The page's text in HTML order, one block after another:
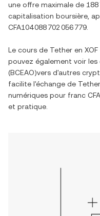
une offre maximale de 188
capitalisation boursière,
CFA104 088 702 056 779
Le cours de Tether en XOF
pouvez également voir les
(BCEAO)vers d'autres
facilite l'échange de Tether
numériques pour franc
et pratique.